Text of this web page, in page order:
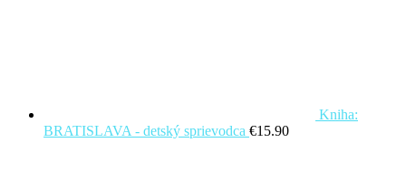
Kniha:
BRATISLAVA - detský sprievodca €15.90